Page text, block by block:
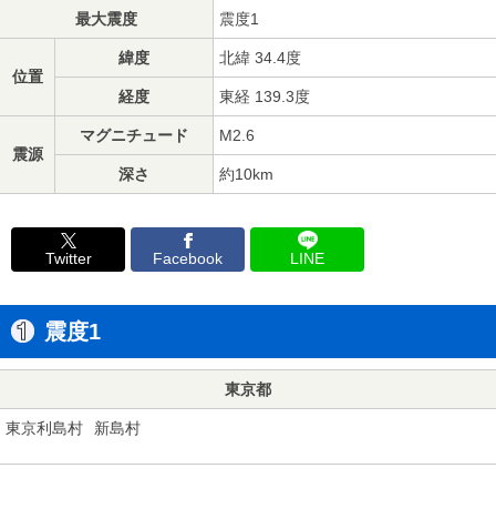
最大震度 震度1
位置
緯度 北緯 34.4度
経度 東経 139.3度
震源
マグニチュード M2.6
深さ 約10km
Twitter Facebook LINE
震度1
東京都
東京利島村 新島村